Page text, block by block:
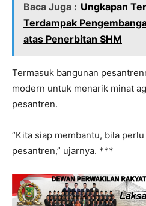
Baca Juga : Ungkapan
Terdampak
atas Penerbitan SHM
Termasuk bangunan
modern untuk menarik minat
pesantren.
“Kita siap membantu, bila
pesantren,” ujarnya. ***